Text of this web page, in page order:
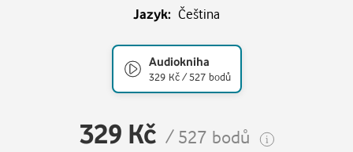
Jazyk: Čeština
Audiokniha
329 Kč / 527 bodů
329 Kč / 527 bodů